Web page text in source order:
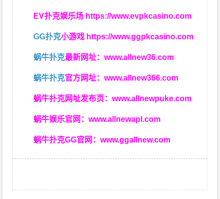
EV扑克娱乐场 https://www.evpkcasino.com
GG扑克小游戏 https://www.ggpkcasino.com
蜗牛扑克最新网址：www.allnew36.com
蜗牛扑克官方网址：www.allnew366.com
蜗牛扑克网址发布页：www.allnewpuke.com
蜗牛娱乐官网：www.allnewapl.com
蜗牛扑克GG官网：www.ggallnew.com